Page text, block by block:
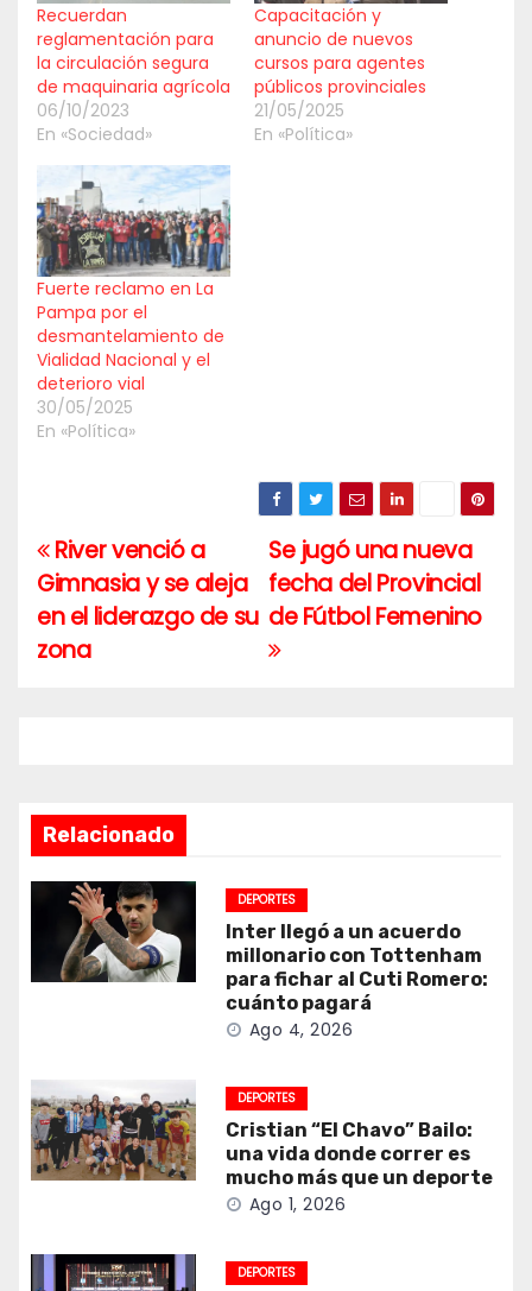
Recuerdan
reglamentación para
la circulación segura
de maquinaria agrícola
06/10/2023
En «Sociedad»
Capacitación y
anuncio de nuevos
cursos para agentes
públicos provinciales
21/05/2025
En «Política»
Fuerte reclamo en La
Pampa por el
desmantelamiento de
Vialidad Nacional y el
deterioro vial
30/05/2025
En «Política»
Navegación
de
entradas
Se jugó una nueva
fecha del Provincial
de Fútbol Femenino
River venció a
Gimnasia y se aleja
en el liderazgo de su
zona
Relacionado
DEPORTES
Inter llegó a un acuerdo
millonario con Tottenham
para fichar al Cuti Romero:
cuánto pagará
Ago 4, 2026
DEPORTES
Cristian “El Chavo” Bailo:
una vida donde correr es
mucho más que un deporte
Ago 1, 2026
DEPORTES